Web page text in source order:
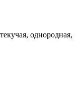
однородная,